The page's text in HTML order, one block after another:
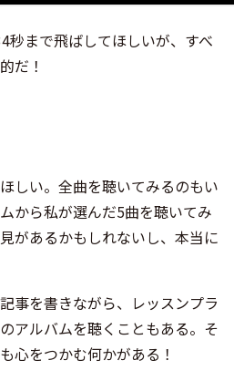
秒まで飛ばしてほしいが、すべ
だ！
しい。全曲を聴いてみるのもい
から私が選んだ5曲を聴いてみ
があるかもしれないし、本当に
事を書きながら、レッスンプラ
アルバムを聴くこともある。そ
心をつかむ何かがある！